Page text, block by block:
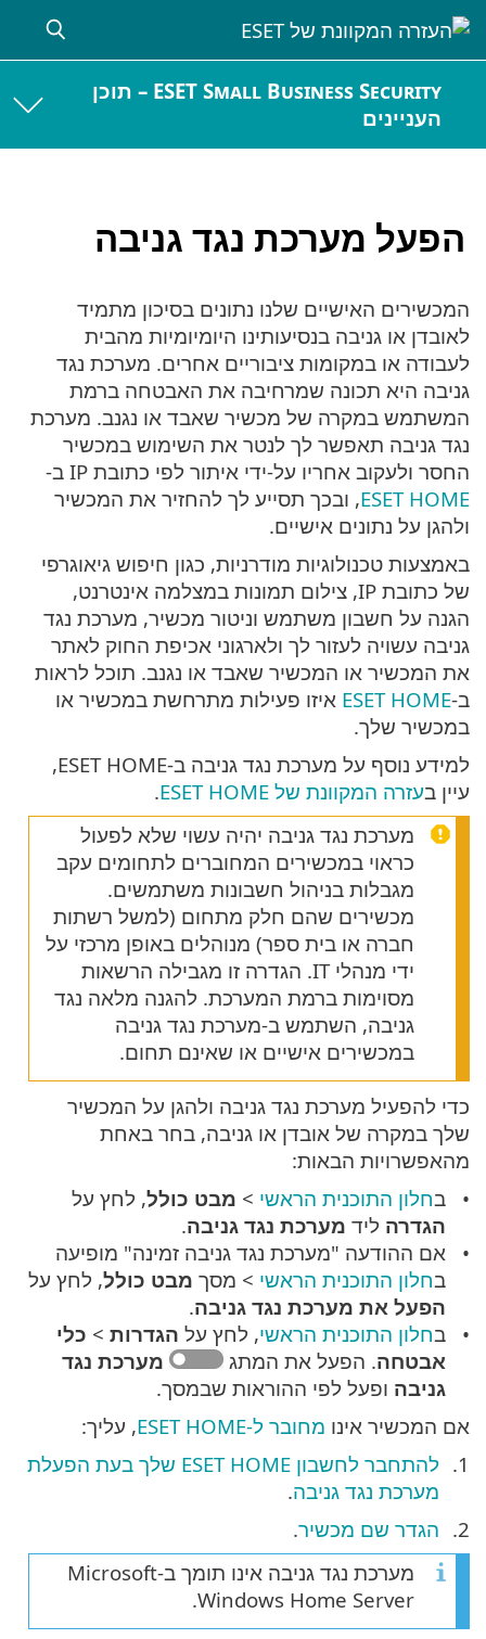
ESET Small Business Security – תוכן
העניינים
הפעל מערכת נגד גניבה
המכשירים האישיים שלנו נתונים בסיכון מתמיד
לאובדן או גניבה בנסיעותינו היומיומיות מהבית
לעבודה או במקומות ציבוריים אחרים. מערכת נגד
גניבה היא תכונה שמרחיבה את האבטחה ברמת
המשתמש במקרה של מכשיר שאבד או נגנב. מערכת
נגד גניבה תאפשר לך לנטר את השימוש במכשיר
החסר ולעקוב אחריו על-ידי איתור לפי כתובת IP ב-
ESET HOME, ובכך תסייע לך להחזיר את המכשיר
ולהגן על נתונים אישיים.
באמצעות טכנולוגיות מודרניות, כגון חיפוש גיאוגרפי
של כתובת IP, צילום תמונות במצלמה אינטרנט,
הגנה על חשבון משתמש וניטור מכשיר, מערכת נגד
גניבה עשויה לעזור לך ולארגוני אכיפת החוק לאתר
את המכשיר או המכשיר שאבד או נגנב. תוכל לראות
ב-ESET HOME איזו פעילות מתרחשת במכשיר או
במכשיר שלך.
למידע נוסף על מערכת נגד גניבה ב-ESET HOME,
עיין בעזרה המקוונת של ESET HOME
.
מערכת נגד גניבה יהיה עשוי שלא לפעול
כראוי במכשירים המחוברים לתחומים עקב
מגבלות בניהול חשבונות משתמשים.
מכשירים שהם חלק מתחום (למשל רשתות
חברה או בית ספר) מנוהלים באופן מרכזי על
ידי מנהלי IT. הגדרה זו מגבילה הרשאות
מסוימות ברמת המערכת. להגנה מלאה נגד
גניבה, השתמש ב-מערכת נגד גניבה
במכשירים אישיים או שאינם תחום.
כדי להפעיל מערכת נגד גניבה ולהגן על המכשיר
שלך במקרה של אובדן או גניבה, בחר באחת
מהאפשרויות הבאות:
בחלון התוכנית הראשי > מבט כולל, לחץ על
הגדרה ליד מערכת נגד גניבה.
אם ההודעה "מערכת נגד גניבה זמינה" מופיעה
בחלון התוכנית הראשי > מסך מבט כולל, לחץ על
הפעל את מערכת נגד גניבה.
בחלון התוכנית הראשי, לחץ על הגדרות > כלי
אבטחה. הפעל את המתג
מערכת נגד
גניבה ופעל לפי ההוראות שבמסך.
אם המכשיר אינו מחובר ל-ESET HOME
, עליך:
להתחבר לחשבון ESET HOME שלך בעת הפעלת
מערכת נגד גניבה.
הגדר שם מכשיר.
מערכת נגד גניבה אינו תומך ב-Microsoft
Windows Home Server.